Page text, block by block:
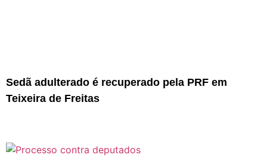
Sedã adulterado é recuperado pela PRF em
Teixeira de Freitas